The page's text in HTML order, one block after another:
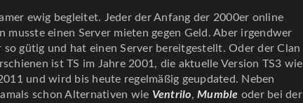
ewig begleitet. Jeder der Anfang der 2000er online
musste einen Server mieten gegen Geld. Aber irgendwer
so gütig und hat einen Server bereitgestellt. Oder der Clan
ist TS im Jahre 2001, die aktuelle Version TS3 wie
und wird bis heute regelmäßig geupdated. Neben
schon Alternativen wie Ventrilo,Mumble oder bei der